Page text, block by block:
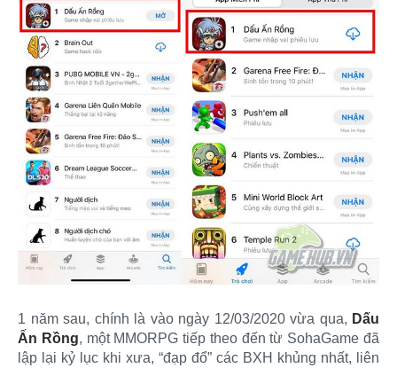
1 năm sau, chính là vào ngày 12/03/2020 vừa qua, Dấu
Ấn Rồng, một MMORPG tiếp theo đến từ SohaGame đã
lập lại kỷ lục khi xưa, “đạp đổ” các BXH khủng nhất, liên